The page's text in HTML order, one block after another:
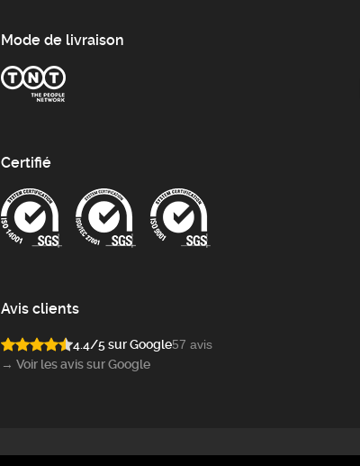
Mode de livraison
Certifié
Avis clients
4.4/5 sur Google57 avis
→ Voir les avis sur Google